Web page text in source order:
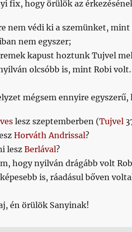
fix, hogy örülök az
nem védi ki a szemünket,
nem egyszer;
kapust hoztunk Tujvel
olcsóbb is, mint Robi volt.
mégsem ennyire egyszerű,
lesz szeptemberben (Tujvel
Horváth Andrissal?
lesz Berlával?
hogy nyilván drágább volt
is, ráadásul bőven
én örülök Sanyinak!